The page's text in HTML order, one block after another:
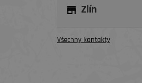
Zlín
Všechny kontakty